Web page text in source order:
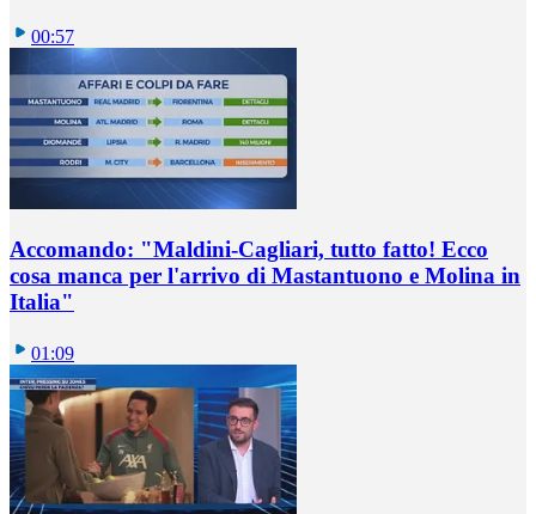
00:57
Accomando: "Maldini-Cagliari, tutto fatto! Ecco
cosa manca per l'arrivo di Mastantuono e Molina in
Italia"
01:09